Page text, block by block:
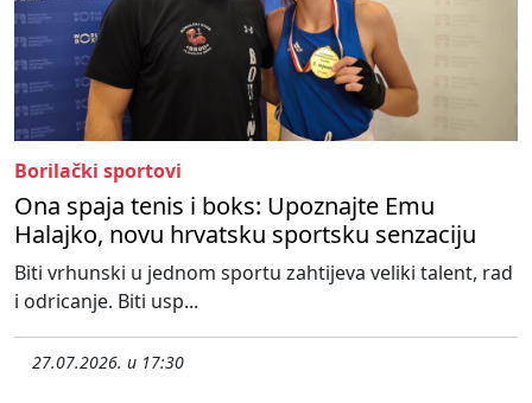
Borilački sportovi
Ona spaja tenis i boks: Upoznajte Emu
Halajko, novu hrvatsku sportsku senzaciju
Biti vrhunski u jednom sportu zahtijeva veliki talent, rad
i odricanje. Biti usp...
27.07.2026. u 17:30